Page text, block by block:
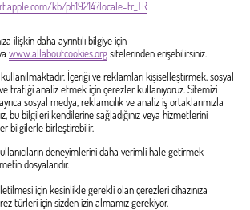
kb/ph19214?locale=tr_TR
ilişkin daha ayrıntılı bilgiye için
www.allaboutcookies.orgsitelerinden erişebilirsiniz.
İçeriği ve reklamları kişiselleştirmek, sosyal
trafiği analiz etmek için çerezler kullanıyoruz. Sitemizi
sosyal medya, reklamcılık ve analiz iş ortaklarımızla
bu bilgileri kendilerine sağladığınız veya hizmetlerini
bilgilerle birleştirebilir.
deneyimlerini daha verimli hale getirmek
dosyalarıdır.
için kesinlikle gerekli olan çerezleri cihazınıza
türleri için sizden izin almamız gerekiyor.